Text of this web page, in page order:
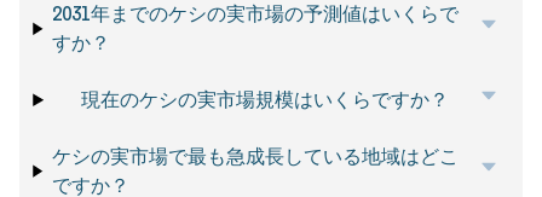
2031年までのケシの実市場の予測値はいくらで
すか？
現在のケシの実市場規模はいくらですか？
ケシの実市場で最も急成長している地域はどこ
ですか？